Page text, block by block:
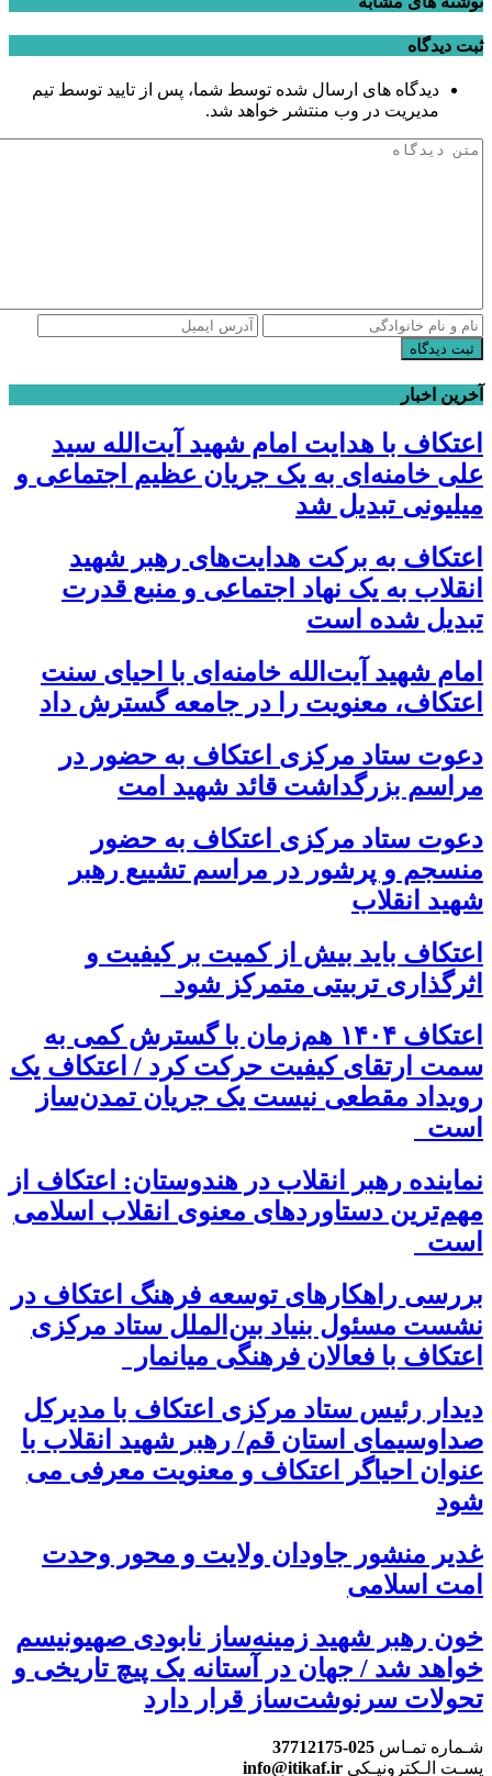
ثبت دیدگاه
دیدگاه های ارسال شده توسط شما، پس از تایید توسط تیم
مدیریت در وب منتشر خواهد شد.
ثبت دیدگاه
آخرین اخبار
اعتکاف با هدایت امام شهید آیت‌الله سید
علی خامنه‌ای به یک جریان عظیم اجتماعی و
میلیونی تبدیل شد
اعتکاف به برکت هدایت‌های رهبر شهید
انقلاب به یک نهاد اجتماعی و منبع قدرت
تبدیل شده است
امام شهید آیت‌الله خامنه‌ای با احیای سنت
اعتکاف، معنویت را در جامعه گسترش داد
دعوت ستاد مرکزی اعتکاف به حضور در
مراسم بزرگداشت قائد شهید امت
دعوت ستاد مرکزی اعتکاف به حضور
منسجم و پرشور در مراسم تشییع رهبر
شهید انقلاب
اعتکاف باید بیش از کمیت بر کیفیت و
اثرگذاری تربیتی متمرکز شود
اعتکاف ۱۴۰۴ هم‌زمان با گسترش کمی به
سمت ارتقای کیفیت حرکت کرد / اعتکاف یک
رویداد مقطعی نیست یک جریان تمدن‌ساز
است
نماینده رهبر انقلاب در هندوستان: اعتکاف از
مهم‌ترین دستاوردهای معنوی انقلاب اسلامی
است
بررسی راهکارهای توسعه فرهنگ اعتکاف در
نشست مسئول بنیاد بین‌الملل ستاد مرکزی
اعتکاف با فعالان فرهنگی میانمار
دیدار رئیس ستاد مرکزی اعتکاف با مدیرکل
صداوسیمای استان قم/ رهبر شهید انقلاب با
عنوان احیاگر اعتکاف و معنویت معرفی می
شود
غدیر منشور جاودان ولایت و محور وحدت
امت اسلامی
خون رهبر شهید زمینه‌ساز نابودی صهیونیسم
خواهد شد / جهان در آستانه یک پیچ تاریخی و
تحولات سرنوشت‌ساز قرار دارد
شـماره تمـاس 025-37712175
پسـت الـکترونیـکی info@itikaf.ir